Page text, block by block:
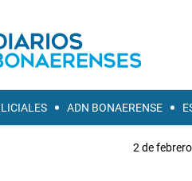
ADN BONAERENSE
2 de